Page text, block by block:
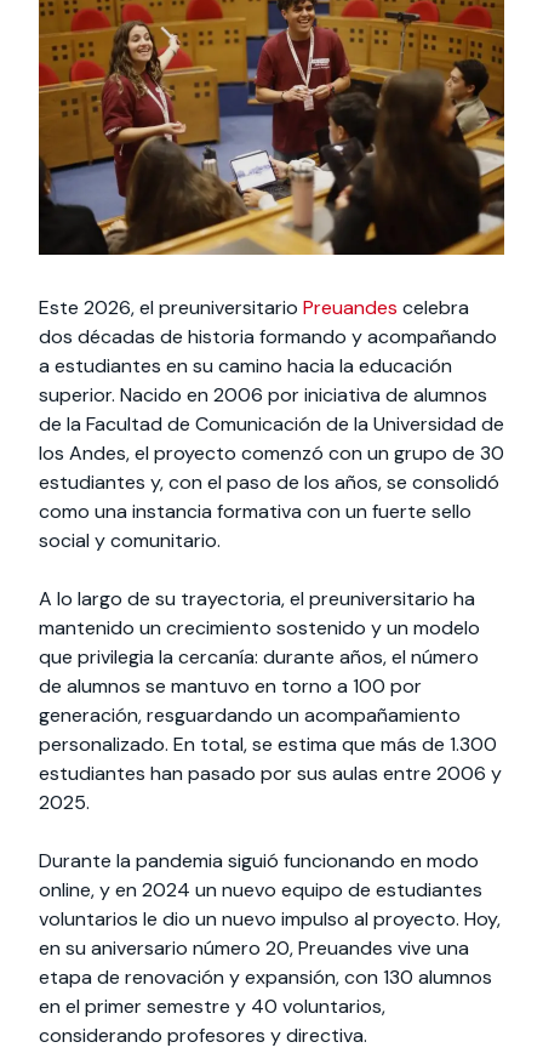
cursos
Especialidades y
estadías
Te puede
interesar:
International
students
Facultades
interesar:
2025
vinculación con la
sociedad
Extensión Cultural
Te puede interesar: Filantropía y Donaciones
intercambio
Servicios y apoyos
Te puede
interesar:
Explora el campus
Uandes
Noticias
estudiantiles
Este 2026, el preuniversitario Preuandes celebra
dos décadas de historia formando y acompañando
a estudiantes en su camino hacia la educación
superior. Nacido en 2006 por iniciativa de alumnos
de la Facultad de Comunicación de la Universidad de
los Andes, el proyecto comenzó con un grupo de 30
estudiantes y, con el paso de los años, se consolidó
como una instancia formativa con un fuerte sello
social y comunitario.
A lo largo de su trayectoria, el preuniversitario ha
mantenido un crecimiento sostenido y un modelo
que privilegia la cercanía: durante años, el número
de alumnos se mantuvo en torno a 100 por
generación, resguardando un acompañamiento
personalizado. En total, se estima que más de 1.300
estudiantes han pasado por sus aulas entre 2006 y
2025.
Durante la pandemia siguió funcionando en modo
online, y en 2024 un nuevo equipo de estudiantes
voluntarios le dio un nuevo impulso al proyecto. Hoy,
en su aniversario número 20, Preuandes vive una
etapa de renovación y expansión, con 130 alumnos
en el primer semestre y 40 voluntarios,
considerando profesores y directiva.